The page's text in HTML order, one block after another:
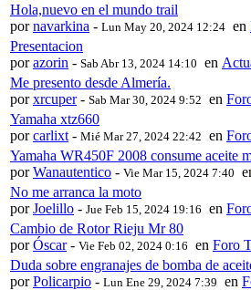
Hola,nuevo en el mundo trail
pornavarkina - Lun May 20, 2024 12:24 en
Presentacion
porazorin - Sab Abr 13, 2024 14:10 en
Me presento desde Almería.
porxrcuper- Sab Mar 30, 2024 9:52 en
Yamaha xtz660
porcarlixt - Mié Mar 27, 2024 22:42 en
Yamaha WR450F 2008 consume aceite
porWanautentico - Vie Mar 15, 2024 7:40
No me arranca la moto
porJoelillo - Jue Feb 15, 2024 19:16 en
Cambio de Rotor Rieju Mr 80
porÓscar- Vie Feb 02, 2024 0:16 en Foro
Duda sobre engranajes de bomba de
porPolicarpio - Lun Ene 29, 2024 7:39 en